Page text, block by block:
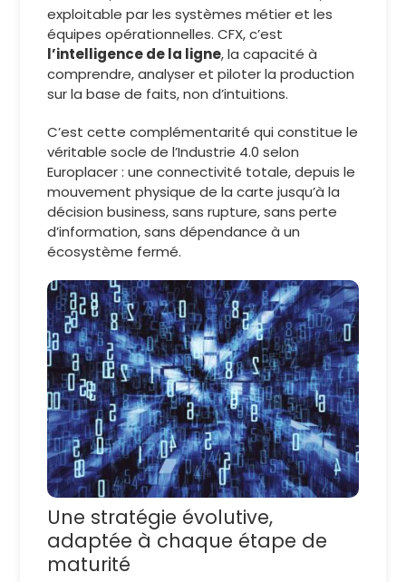
exploitable par les systèmes métier et les
équipes opérationnelles. CFX, c’est
l’intelligence de la ligne, la capacité à
comprendre, analyser et piloter la production
sur la base de faits, non d’intuitions.
C’est cette complémentarité qui constitue le
véritable socle de l’Industrie 4.0 selon
Europlacer : une connectivité totale, depuis le
mouvement physique de la carte jusqu’à la
décision business, sans rupture, sans perte
d’information, sans dépendance à un
écosystème fermé.
Une stratégie évolutive,
adaptée à chaque étape de
maturité